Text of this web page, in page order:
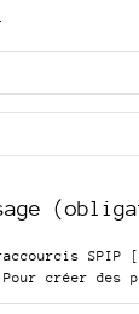
SPIP
Pour créer des